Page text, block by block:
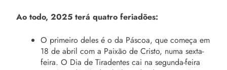
Ao todo, 2025 terá quatro feriadões:
O primeiro deles é o da Páscoa, que começa em
18 de abril com a Paixão de Cristo, numa sexta-
feira. O Dia de Tiradentes cai na segunda-feira